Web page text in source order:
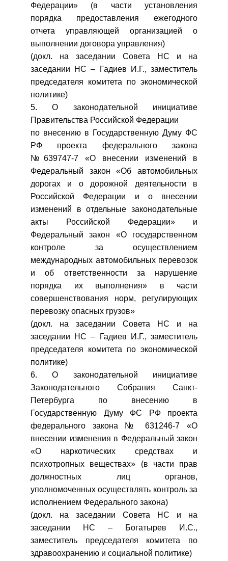
Федерации» (в части установления
порядка предоставления ежегодного
отчета управляющей организацией о
выполнении договора управления)
(докл. на заседании Совета НС и на
заседании НС – Гадиев И.Г., заместитель
председателя комитета по экономической
политике)
5. О законодательной инициативе
Правительства Российской Федерации
по внесению в Государственную Думу ФС
РФ проекта федерального закона
№639747-7 «О внесении изменений в
Федеральный закон «Об автомобильных
дорогах и о дорожной деятельности в
Российской Федерации и о внесении
изменений в отдельные законодательные
акты Российской Федерации» и
Федеральный закон «О государственном
контроле за осуществлением
международных автомобильных перевозок
и об ответственности за нарушение
порядка их выполнения» в части
совершенствования норм, регулирующих
перевозку опасных грузов»
(докл. на заседании Совета НС и на
заседании НС – Гадиев И.Г., заместитель
председателя комитета по экономической
политике)
6. О законодательной инициативе
Законодательного Собрания Санкт-
Петербурга по внесению в
Государственную Думу ФС РФ проекта
федерального закона № 631246-7 «О
внесении изменения в Федеральный закон
«О наркотических средствах и
психотропных веществах» (в части прав
должностных лиц органов,
уполномоченных осуществлять контроль за
исполнением Федерального закона)
(докл. на заседании Совета НС и на
заседании НС – Богатырев И.С.,
заместитель председателя комитета по
здравоохранению и социальной политике)